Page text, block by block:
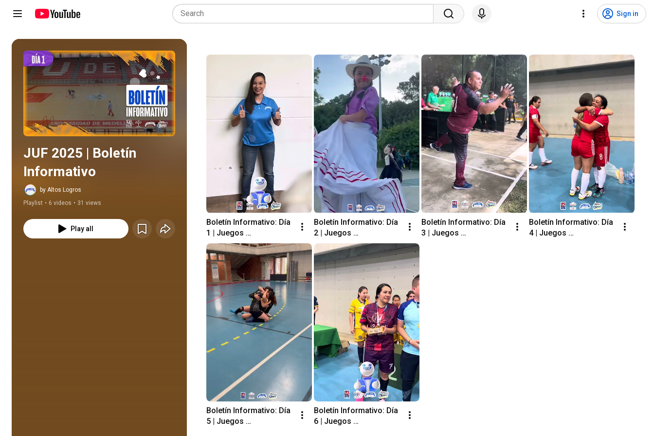
Sign in
Play all
JUF 2025 | Boletín
Informativo
by Altos Logros
Playlist • 6 videos • 31 views
Play all
Boletín Informativo: Día
1 | Juegos
Universitarios
Nacionales
Funcionarios Medellín
ASCUN DAF 2025
Boletín Informativo: Día
2 | Juegos
Universitarios
Nacionales
Funcionarios Medellín
ASCUN DAF 2025
Boletín Informativo: Día
3 | Juegos
Boletín Informativo: Día
4 | Juegos
Boletín Informativo: Día
5 | Juegos
Boletín Informativo: Día
6 | Juegos